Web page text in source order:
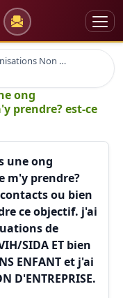
Organisations Non Gouvernementales
ong
prendre? est-ce
une ong
m'y prendre?
ou bien
ce objectif. j'ai
de
SIDA ET bien
ENFANT et j'ai
D'ENTREPRISE.